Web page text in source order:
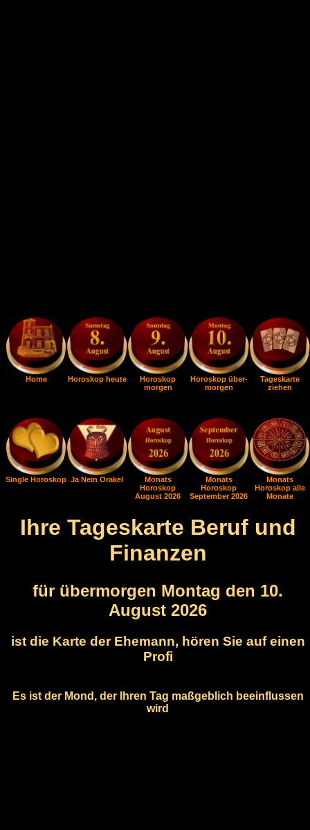
Home Horoskop heute
Horoskop
morgen
Horoskop über-
morgen
Tageskarte
ziehen
Single Horoskop Ja Nein Orakel
Monats
Horoskop
August 2026
Monats
Horoskop
September 2026
Monats
Horoskop alle
Monate
Ihre Tageskarte Beruf und
Finanzen
für übermorgen Montag den 10.
August 2026
ist die Karte der Ehemann, hören Sie auf einen
Profi
Es ist der Mond, der Ihren Tag maßgeblich beeinflussen
wird